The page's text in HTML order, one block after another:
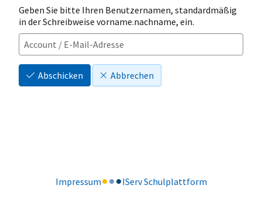
Geben Sie bitte Ihren Benutzernamen, standardmäßig
in der Schreibweise vorname.nachname, ein.
Abschicken Abbrechen
Impressum IServ Schulplattform